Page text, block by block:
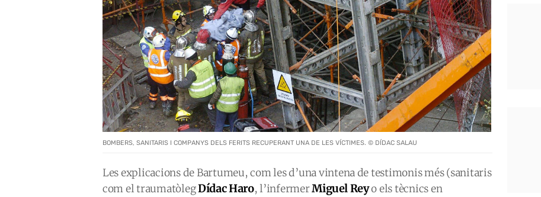
BOMBERS, SANITARIS I COMPANYS DELS FERITS RECUPERANT UNA DE LES VÍCTIMES. © DÍDAC SALAU
Les explicacions de Bartumeu, com les d’una vintena de testimonis més (sanitaris
com el traumatòlegDídac Haro, l’infermerMiguel Reyo els tècnics en